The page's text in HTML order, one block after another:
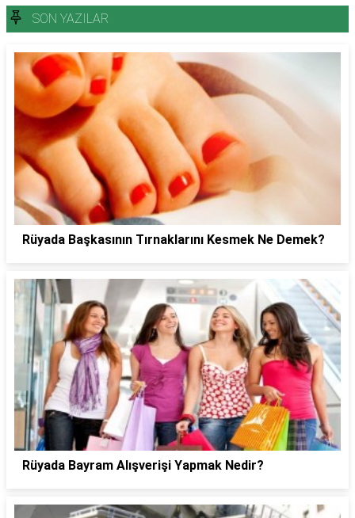
SON YAZILAR
Rüyada Başkasının Tırnaklarını Kesmek Ne Demek?
Rüyada Bayram Alışverişi Yapmak Nedir?